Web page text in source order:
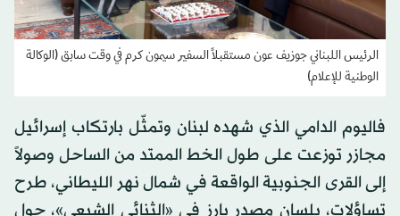
الرئيس اللبناني جوزيف عون مستقبلاً السفير سيمون كرم في وقت سابق (الوكالة
الوطنية للإعلام)
فاليوم الدامي الذي شهده لبنان وتمثّل بارتكاب إسرائيل
مجازر توزعت على طول الخط الممتد من الساحل وصولاً
إلى القرى الجنوبية الواقعة في شمال نهر الليطاني، طرح
تساؤلات، بلسان مصدر بارز في «الثنائي الشيعي»، حول